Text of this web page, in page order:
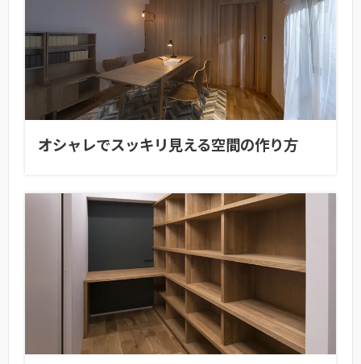
オシャレでスッキリ見える空間の作り方